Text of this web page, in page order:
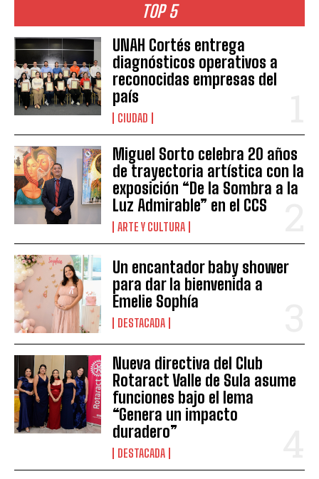
TOP 5
UNAH Cortés entrega
diagnósticos operativos a
reconocidas empresas del
país
CIUDAD
Miguel Sorto celebra 20 años
de trayectoria artística con la
exposición “De la Sombra a la
Luz Admirable” en el CCS
ARTE Y CULTURA
Un encantador baby shower
para dar la bienvenida a
Emelie Sophía
DESTACADA
Nueva directiva del Club
Rotaract Valle de Sula asume
funciones bajo el lema
“Genera un impacto
duradero”
DESTACADA